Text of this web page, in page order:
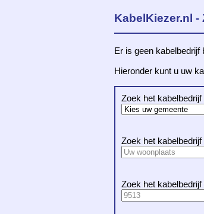
KabelKiezer.nl
Er is geen kabelbedrijf
Hieronder kunt u uw
Zoek het
Zoek het
Zoek het